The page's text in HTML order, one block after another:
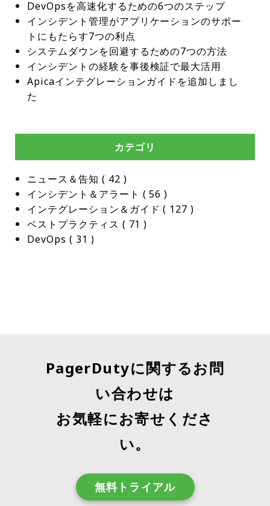
DevOpsを高速化するための6つのステップ
インシデント管理がアプリケーションのサポー
トにもたらす7つの利点
システムダウンを回避するための7つの方法
インシデントの経験を事後検証で最大活用
Apicaインテグレーションガイドを追加しまし
た
カテゴリ
ニュース＆告知 ( 42 )
インシデント＆アラート ( 56 )
インテグレーション＆ガイド ( 127 )
ベストプラクティス ( 71 )
DevOps ( 31 )
PagerDutyに関するお問
い合わせは
お気軽にお寄せくださ
い。
無料トライアル